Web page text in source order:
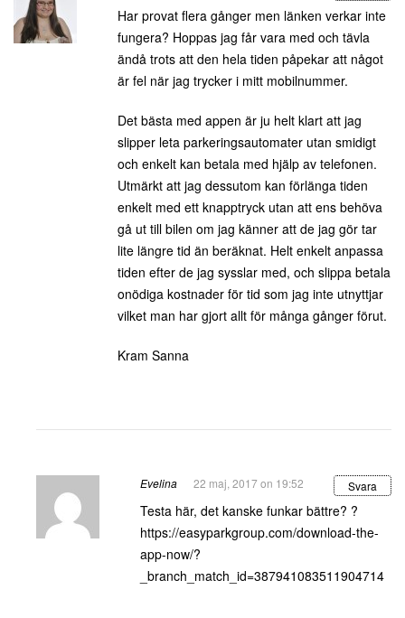
Har provat flera gånger men länken verkar inte
fungera? Hoppas jag får vara med och tävla
ändå trots att den hela tiden påpekar att något
är fel när jag trycker i mitt mobilnummer.
Det bästa med appen är ju helt klart att jag
slipper leta parkeringsautomater utan smidigt
och enkelt kan betala med hjälp av telefonen.
Utmärkt att jag dessutom kan förlänga tiden
enkelt med ett knapptryck utan att ens behöva
gå ut till bilen om jag känner att de jag gör tar
lite längre tid än beräknat. Helt enkelt anpassa
tiden efter de jag sysslar med, och slippa betala
onödiga kostnader för tid som jag inte utnyttjar
vilket man har gjort allt för många gånger förut.
Kram Sanna
Evelina 22 maj, 2017 on 19:52 Svara
Testa här, det kanske funkar bättre? ?
https://easyparkgroup.com/download-the-
app-now/?
_branch_match_id=387941083511904714